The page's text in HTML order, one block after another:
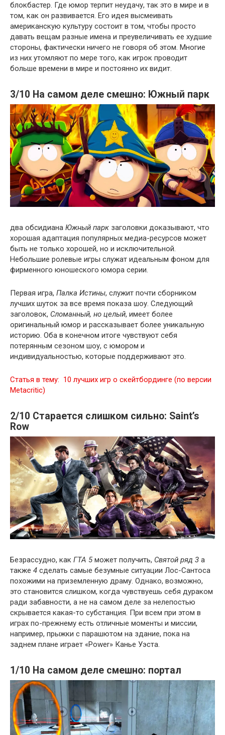
блокбастер. Где юмор терпит неудачу, так это в мире и в
том, как он развивается. Его идея высмеивать
американскую культуру состоит в том, чтобы просто
давать вещам разные имена и преувеличивать ее худшие
стороны, фактически ничего не говоря об этом. Многие
из них утомляют по мере того, как игрок проводит
больше времени в мире и постоянно их видит.
3/10 На самом деле смешно: Южный парк
два обсидиана Южный парк заголовки доказывают, что
хорошая адаптация популярных медиа-ресурсов может
быть не только хорошей, но и исключительной.
Небольшие ролевые игры служат идеальным фоном для
фирменного юношеского юмора серии.
Первая игра, Палка Истины, служит почти сборником
лучших шуток за все время показа шоу. Следующий
заголовок, Сломанный, но целый, имеет более
оригинальный юмор и рассказывает более уникальную
историю. Оба в конечном итоге чувствуют себя
потерянным сезоном шоу, с юмором и
индивидуальностью, которые поддерживают это.
Статья в тему: 10 лучших игр о скейтбординге (по версии
Metacritic)
2/10 Старается слишком сильно: Saint’s
Row
Безрассудно, как ГТА 5может получить, Святой ряд 3 а
также 4 сделать самые безумные ситуации Лос-Сантоса
похожими на приземленную драму. Однако, возможно,
это становится слишком, когда чувствуешь себя дураком
ради забавности, а не на самом деле за нелепостью
скрывается какая-то субстанция. При всем при этом в
играх по-прежнему есть отличные моменты и миссии,
например, прыжки с парашютом на здание, пока на
заднем плане играет «Power» Канье Уэста.
1/10 На самом деле смешно: портал